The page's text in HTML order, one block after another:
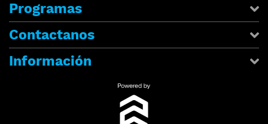
Programas
Contactanos
Información